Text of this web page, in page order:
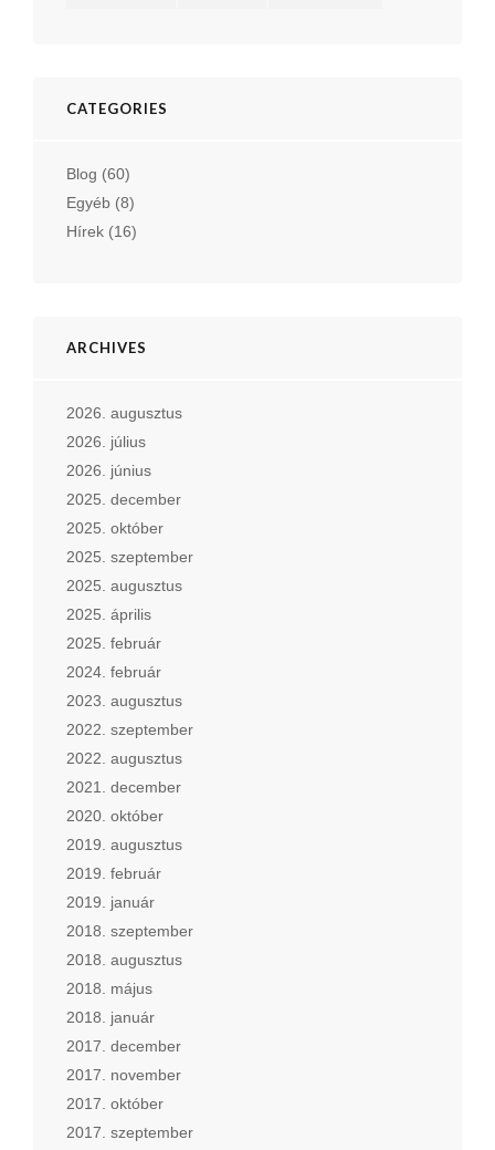
CATEGORIES
Blog (60)
Egyéb (8)
Hírek (16)
ARCHIVES
2026. augusztus
2026. július
2026. június
2025. december
2025. október
2025. szeptember
2025. augusztus
2025. április
2025. február
2024. február
2023. augusztus
2022. szeptember
2022. augusztus
2021. december
2020. október
2019. augusztus
2019. február
2019. január
2018. szeptember
2018. augusztus
2018. május
2018. január
2017. december
2017. november
2017. október
2017. szeptember